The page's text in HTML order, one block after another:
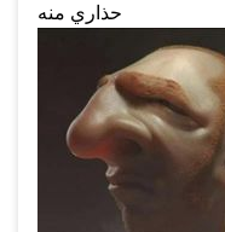
حذاري منه